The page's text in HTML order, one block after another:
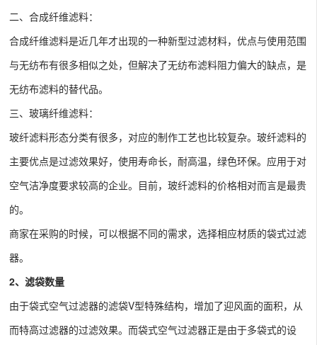
二、合成纤维滤料：
合成纤维滤料是近几年才出现的一种新型过滤材料，优点与使用范围
与无纺布有很多相似之处，但解决了无纺布滤料阻力偏大的缺点，是
无纺布滤料的替代品。
三、玻璃纤维滤料：
玻纤滤料形态分类有很多，对应的制作工艺也比较复杂。玻纤滤料的
主要优点是过滤效果好，使用寿命长，耐高温，绿色环保。应用于对
空气洁净度要求较高的企业。目前，玻纤滤料的价格相对而言是最贵
的。
商家在采购的时候，可以根据不同的需求，选择相应材质的袋式过滤
器。
2、滤袋数量
由于袋式空气过滤器的滤袋V型特殊结构，增加了迎风面的面积，从
而特高过滤器的过滤效果。而袋式空气过滤器正是由于多袋式的设